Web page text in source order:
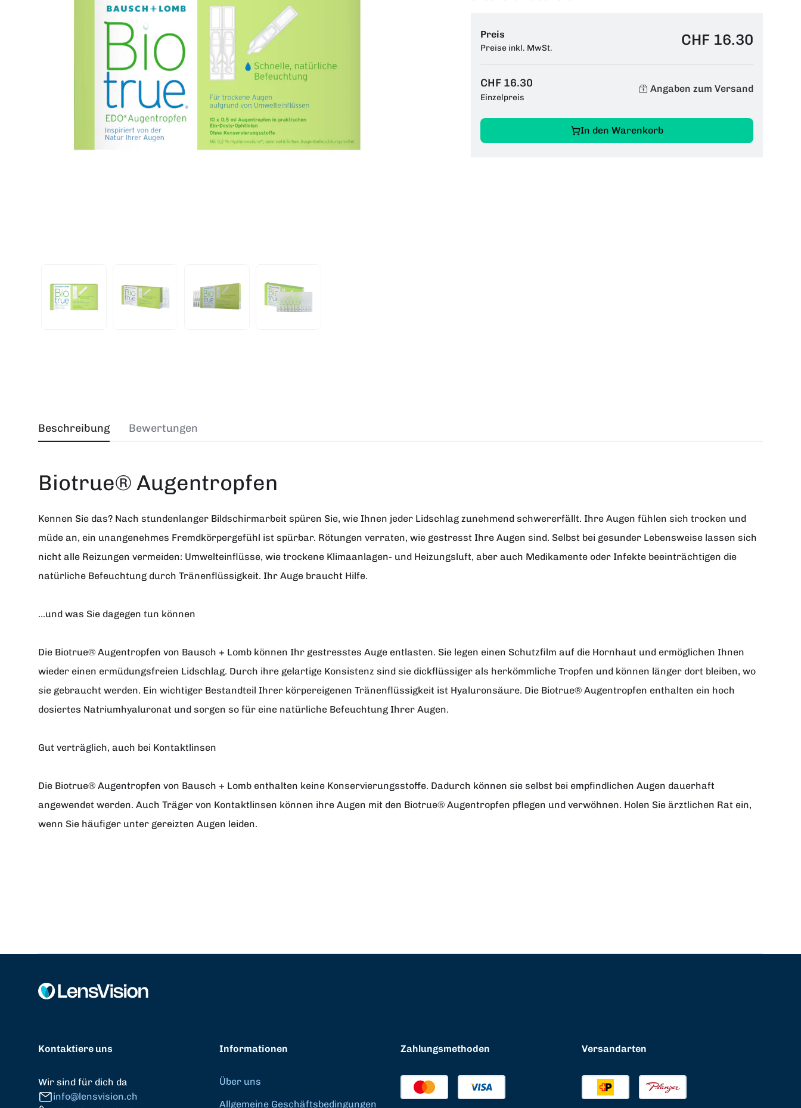
Preis
Preise inkl. MwSt. CHF 16.30
CHF 16.30
Einzelpreis
Angaben zum Versand
In den Warenkorb
Beschreibung
Biotrue® Augentropfen
Kennen Sie das? Nach stundenlanger Bildschirmarbeit spüren Sie, wie Ihnen jeder Lidschlag zunehmend schwererfällt. Ihre Augen fühlen sich trocken und
müde an, ein unangenehmes Fremdkörpergefühl ist spürbar. Rötungen verraten, wie gestresst Ihre Augen sind. Selbst bei gesunder Lebensweise lassen sich
nicht alle Reizungen vermeiden: Umwelteinflüsse, wie trockene Klimaanlagen- und Heizungsluft, aber auch Medikamente oder Infekte beeinträchtigen die
natürliche Befeuchtung durch Tränenflüssigkeit. Ihr Auge braucht Hilfe.
...und was Sie dagegen tun können
Die Biotrue® Augentropfen von Bausch + Lomb können Ihr gestresstes Auge entlasten. Sie legen einen Schutzfilm auf die Hornhaut und ermöglichen Ihnen
wieder einen ermüdungsfreien Lidschlag. Durch ihre gelartige Konsistenz sind sie dickflüssiger als herkömmliche Tropfen und können länger dort bleiben, wo
sie gebraucht werden. Ein wichtiger Bestandteil Ihrer körpereigenen Tränenflüssigkeit ist Hyaluronsäure. Die Biotrue® Augentropfen enthalten ein hoch
dosiertes Natriumhyaluronat und sorgen so für eine natürliche Befeuchtung Ihrer Augen.
Gut verträglich, auch bei Kontaktlinsen
Die Biotrue® Augentropfen von Bausch + Lomb enthalten keine Konservierungsstoffe. Dadurch können sie selbst bei empfindlichen Augen dauerhaft
angewendet werden. Auch Träger von Kontaktlinsen können ihre Augen mit den Biotrue® Augentropfen pflegen und verwöhnen. Holen Sie ärztlichen Rat ein,
wenn Sie häufiger unter gereizten Augen leiden.
Bewertungen
Kontaktiere uns
Wir sind für dich da
info@lensvision.ch
Informationen
Über uns
Allgemeine Geschäftsbedingungen
Zahlungsmethoden Versandarten